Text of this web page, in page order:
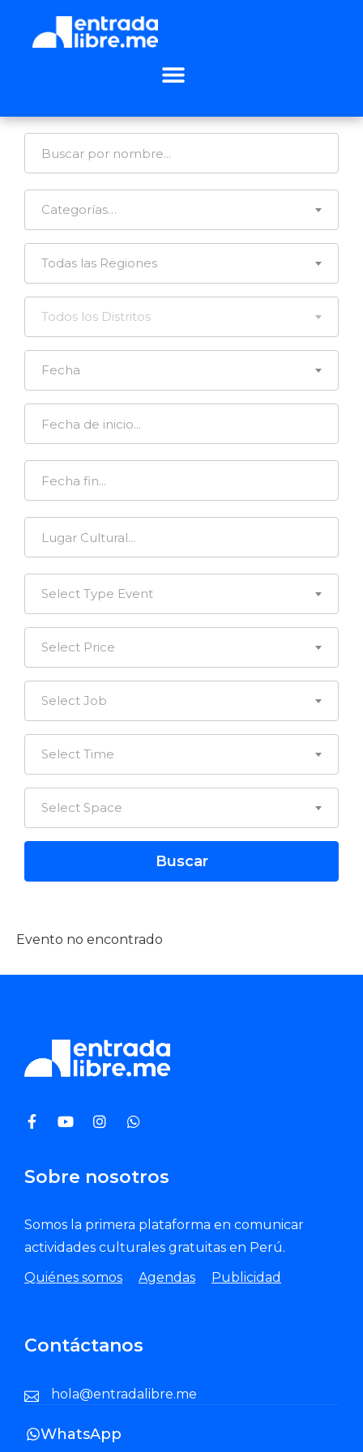
Categorías…
Todas las Regiones
Todos los Distritos
Fecha
Select Type Event
Select Price
Select Job
Select Time
Select Space
Evento no encontrado
Sobre nosotros
Somos la primera plataforma en comunicar
actividades culturales gratuitas en Perú.
Quiénes somos
Agendas Publicidad
Contáctanos
hola@entradalibre.me
WhatsApp